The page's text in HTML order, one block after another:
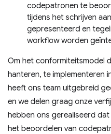
codepatronen te
tijdens het schrijven
gepresenteerd en
workflow worden
Om het conformiteitsmodel
hanteren, te implementeren
heeft ons team uitgebreid
en we delen graag onze
hebben ons gerealiseerd
het beoordelen van